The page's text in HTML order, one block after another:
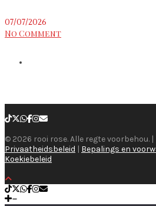
07/07/2026
No Comment
© 2026 rooi rose. Alle regte voorbehou. |
Privaatheidsbeleid | Bepalings en
Koekiebeleid